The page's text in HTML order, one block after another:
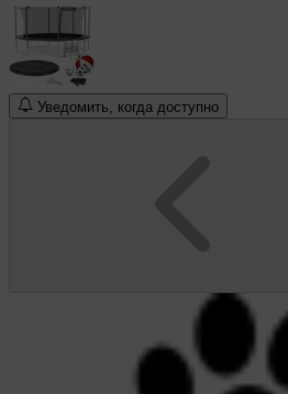
Уведомить, когда доступно